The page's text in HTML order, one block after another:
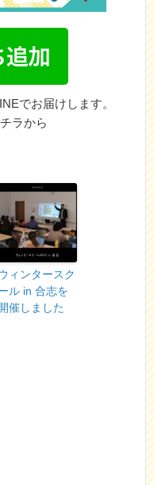
でお届けします。
ラから
ィンタースク
ル in 合志を
催しました